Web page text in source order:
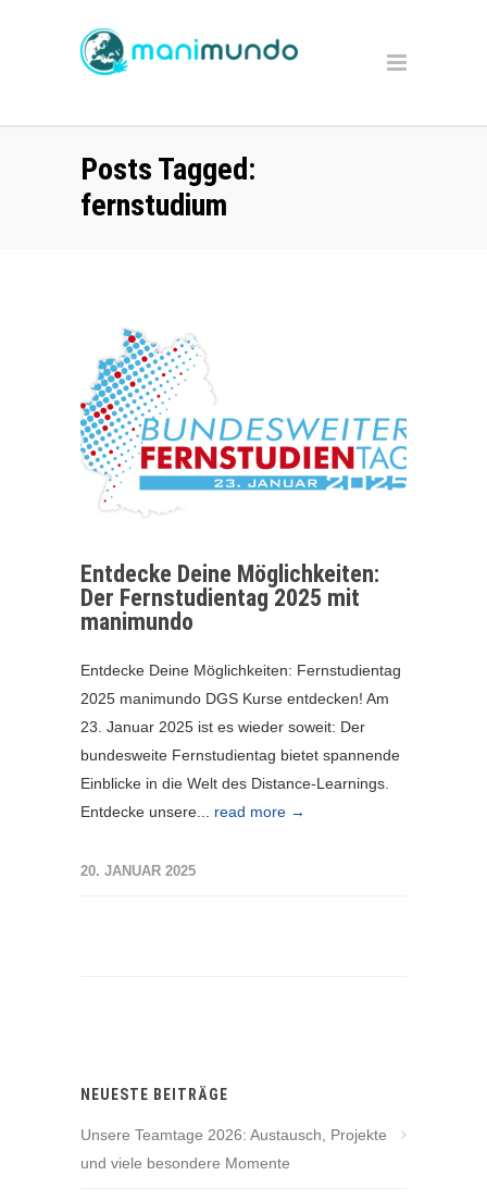
Posts Tagged:
fernstudium
Entdecke Deine Möglichkeiten:
Der Fernstudientag 2025 mit
manimundo
Entdecke Deine Möglichkeiten: Fernstudientag
2025 manimundo DGS Kurse entdecken! Am
23. Januar 2025 ist es wieder soweit: Der
bundesweite Fernstudientag bietet spannende
Einblicke in die Welt des Distance-Learnings.
Entdecke unsere... read more →
20. JANUAR 2025
NEUESTE BEITRÄGE
Unsere Teamtage 2026: Austausch, Projekte
und viele besondere Momente